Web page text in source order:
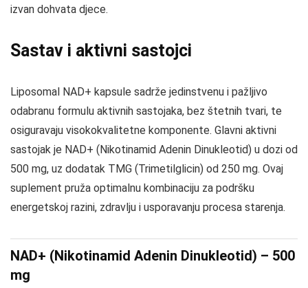
izvan dohvata djece.
Sastav i aktivni sastojci
Liposomal NAD+ kapsule sadrže jedinstvenu i pažljivo
odabranu formulu aktivnih sastojaka, bez štetnih tvari, te
osiguravaju visokokvalitetne komponente. Glavni aktivni
sastojak je NAD+ (Nikotinamid Adenin Dinukleotid) u dozi od
500 mg, uz dodatak TMG (Trimetilglicin) od 250 mg. Ovaj
suplement pruža optimalnu kombinaciju za podršku
energetskoj razini, zdravlju i usporavanju procesa starenja.
NAD+ (Nikotinamid Adenin Dinukleotid) – 500
mg